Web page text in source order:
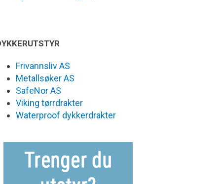
Frivannsliv AS
Metallsøker AS
SafeNor AS
Viking tørrdrakter
Waterproof dykkerdrakter